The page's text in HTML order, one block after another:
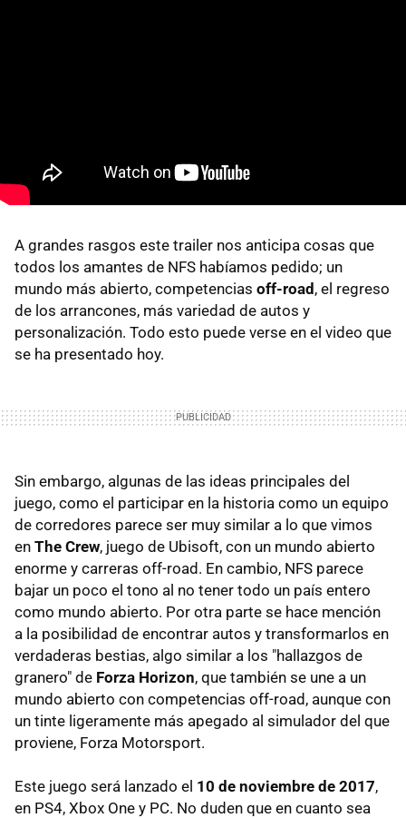
A grandes rasgos este trailer nos anticipa cosas que
todos los amantes de NFS habíamos pedido; un
mundo más abierto, competencias off-road, el regreso
de los arrancones, más variedad de autos y
personalización. Todo esto puede verse en el video que
se ha presentado hoy.
Sin embargo, algunas de las ideas principales del
juego, como el participar en la historia como un equipo
de corredores parece ser muy similar a lo que vimos
en The Crew, juego de Ubisoft, con un mundo abierto
enorme y carreras off-road. En cambio, NFS parece
bajar un poco el tono al no tener todo un país entero
como mundo abierto. Por otra parte se hace mención
a la posibilidad de encontrar autos y transformarlos en
verdaderas bestias, algo similar a los "hallazgos de
granero" de Forza Horizon, que también se une a un
mundo abierto con competencias off-road, aunque con
un tinte ligeramente más apegado al simulador del que
proviene, Forza Motorsport.
Este juego será lanzado el 10 de noviembre de 2017,
en PS4, Xbox One y PC. No duden que en cuanto sea